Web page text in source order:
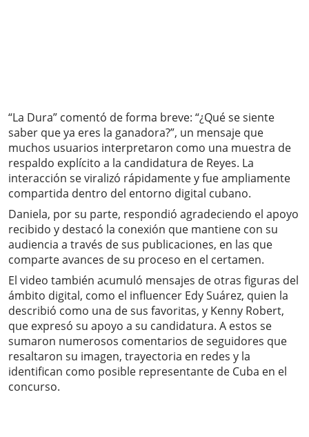
“La Dura” comentó de forma breve: “¿Qué se siente
saber que ya eres la ganadora?”, un mensaje que
muchos usuarios interpretaron como una muestra de
respaldo explícito a la candidatura de Reyes. La
interacción se viralizó rápidamente y fue ampliamente
compartida dentro del entorno digital cubano.
Daniela, por su parte, respondió agradeciendo el apoyo
recibido y destacó la conexión que mantiene con su
audiencia a través de sus publicaciones, en las que
comparte avances de su proceso en el certamen.
El video también acumuló mensajes de otras figuras del
ámbito digital, como el influencer Edy Suárez, quien la
describió como una de sus favoritas, y Kenny Robert,
que expresó su apoyo a su candidatura. A estos se
sumaron numerosos comentarios de seguidores que
resaltaron su imagen, trayectoria en redes y la
identifican como posible representante de Cuba en el
concurso.